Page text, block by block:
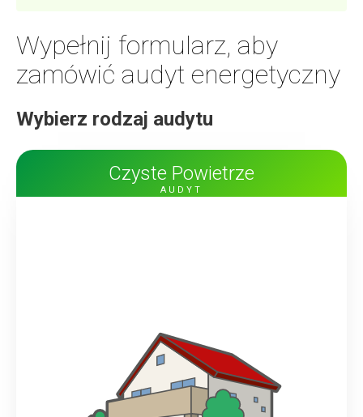
Wypełnij formularz, aby
zamówić audyt energetyczny
Wybierz rodzaj audytu
AUDYT
Czyste Powietrze